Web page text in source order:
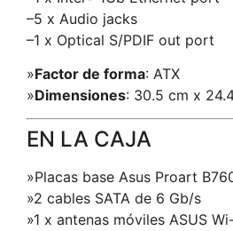
–5 x Audio jacks
–1 x Optical S/PDIF out port
»Factor de forma: ATX
»Dimensiones: 30.5 cm x
EN LA CAJA
»Placas base Asus Proart
»2 cables SATA de 6 Gb/s
»1 x antenas móviles ASUS